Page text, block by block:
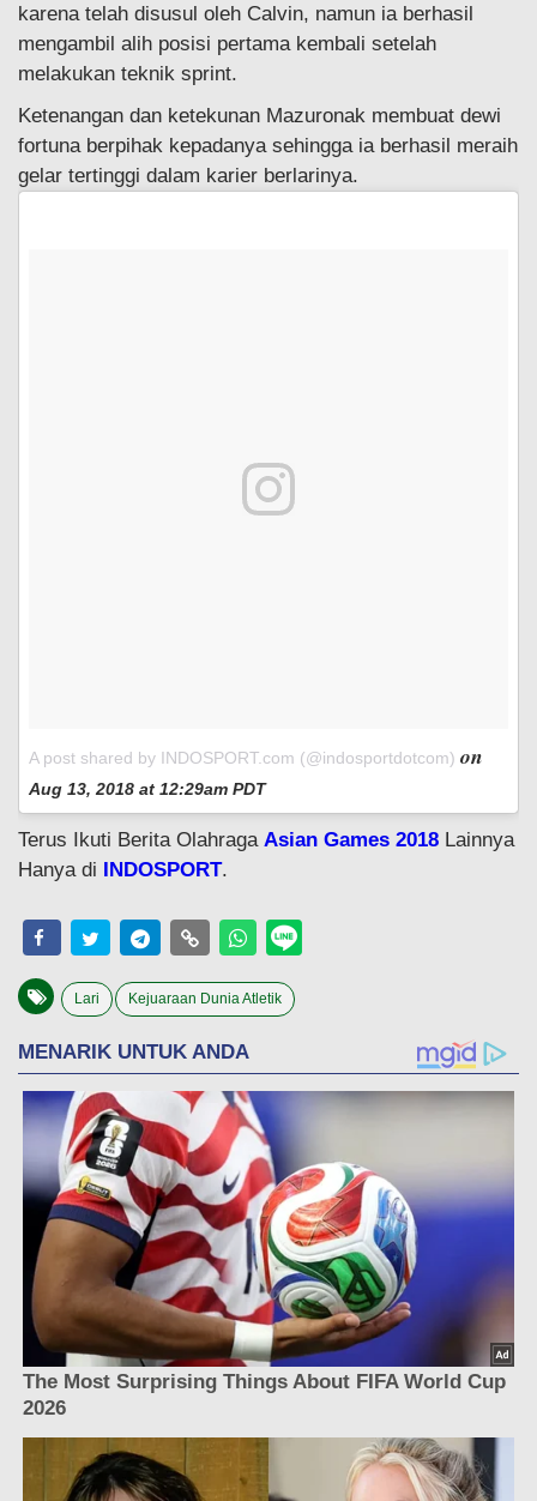
karena telah disusul oleh Calvin, namun ia berhasil
mengambil alih posisi pertama kembali setelah
melakukan teknik sprint.
Ketenangan dan ketekunan Mazuronak membuat dewi
fortuna berpihak kepadanya sehingga ia berhasil meraih
gelar tertinggi dalam karier berlarinya.
A post shared by INDOSPORT.com (@indosportdotcom) on
Aug 13, 2018 at 12:29am PDT
Terus Ikuti Berita Olahraga Asian Games 2018 Lainnya
Hanya di INDOSPORT.
Lari Kejuaraan Dunia Atletik